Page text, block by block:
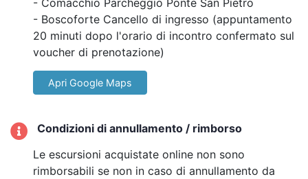
d'incontro al Parcheggio di Ponte San Pietro - Comacchio.
L'appuntamento per coloro che si presenteranno direttamente
al cancello di ingresso di Boscoforte è 20 minuti dopo rispetto
propria auto.
- Boscoforte Cancello di ingresso (appuntamento
20 minuti dopo l'orario di incontro confermato sul
voucher di prenotazione)
Apri Google Maps
Condizioni di annullamento / rimborso
Le escursioni acquistate online non sono
rimborsabili se non in caso di annullamento da